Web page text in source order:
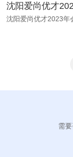
沈阳爱尚优才
沈阳爱尚优才2023年
需